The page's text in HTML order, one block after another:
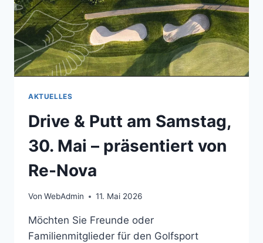
AKTUELLES
Drive & Putt am Samstag,
30. Mai – präsentiert von
Re-Nova
Von WebAdmin 11. Mai 2026
Möchten Sie Freunde oder
Familienmitglieder für den Golfsport